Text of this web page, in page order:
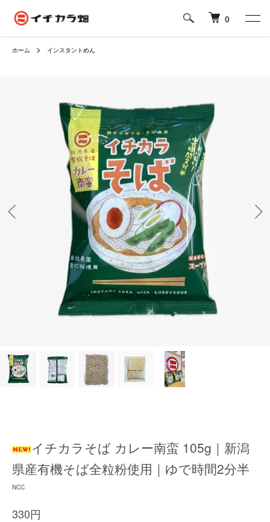
0
ホーム インスタントめん
イチカラそば カレー南蛮 105g｜新潟
県産有機そば全粒粉使用｜ゆで時間2分半
NCC
330円